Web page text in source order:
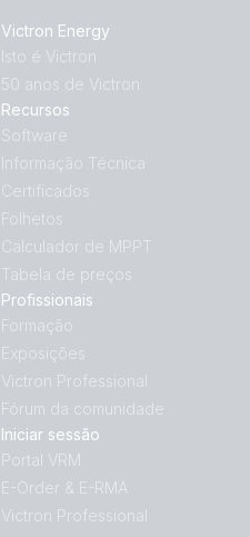
Victron Energy
Isto é Victron
50 anos de Victron
Recursos
Software
Informação Técnica
Certificados
Folhetos
Calculador de MPPT
Tabela de preços
Profissionais
Formação
Exposições
Victron Professional
Fórum da comunidade
Iniciar sessão
Portal VRM
E-Order & E-RMA
Victron Professional